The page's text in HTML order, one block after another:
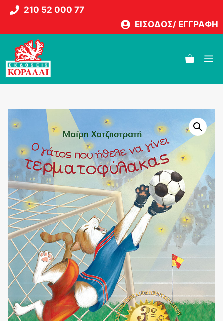
Μετάβαση
περιεχόμενο
210 52 000 77
ΕΙΣΟΔΟΣ/ ΕΓΓΡΑΦΗ